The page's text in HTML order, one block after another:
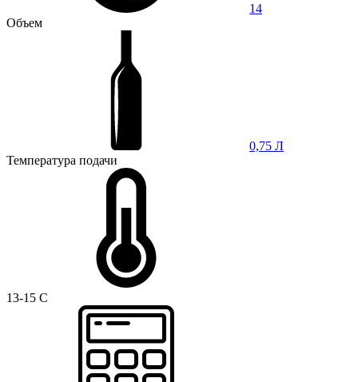
14
Объем
0,75 Л
Температура подачи
13-15 C